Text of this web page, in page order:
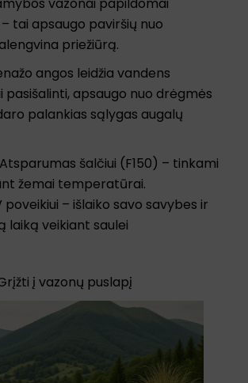
tai apsaugo paviršių nuo
priežiūrą.
angos leidžia vandens
pasišalinti, apsaugo nuo drėgmės
palankias sąlygas augalų
Atsparumas šalčiui (F150) – tinkami
žemai temperatūrai.
– išlaiko savo savybes ir
laiką veikiant saulei
į vazonų puslapį